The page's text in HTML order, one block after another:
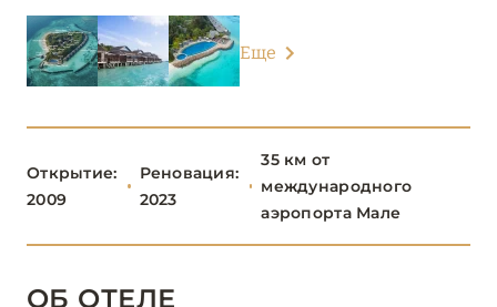
СЕВЕРНЫЙ МАЛЕ
Banyan Tree Vabbinfaru
Baros Maldives
Centara Mirage Lagoon Maldives
Еще
Открытие:
2009
Реновация:
2023
35 км от
международного
аэропорта Мале
ОБ ОТЕЛЕ